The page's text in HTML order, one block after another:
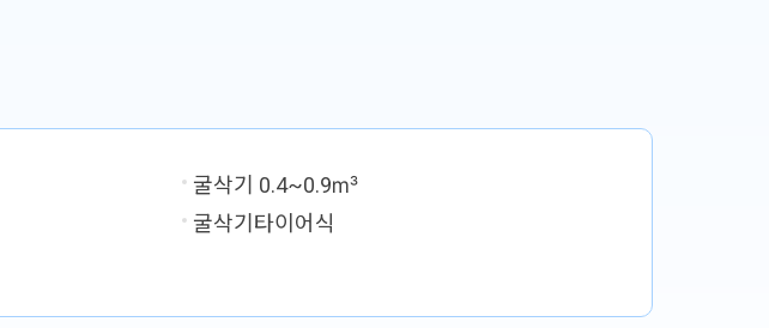
굴삭기 0.4~0.9㎥
굴삭기타이어식